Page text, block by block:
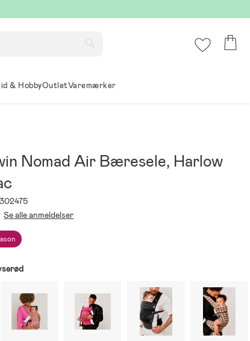
& HobbyOutletVaremærker
Nomad Air Bæresele, Harlow
Se alle anmeldelser